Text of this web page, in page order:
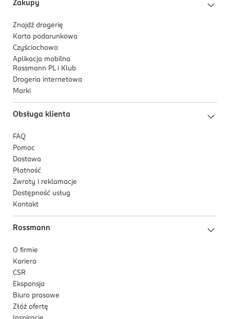
Zakupy
Znajdź drogerię
Karta podarunkowa
Czyściochowo
Aplikacja mobilna
Rossmann PL i Klub
Drogeria internetowa
Marki
Obsługa klienta
FAQ
Pomoc
Dostawa
Płatność
Zwroty i reklamacje
Dostępność usług
Kontakt
Rossmann
O firmie
Kariera
CSR
Ekspansja
Biuro prasowe
Złóż ofertę